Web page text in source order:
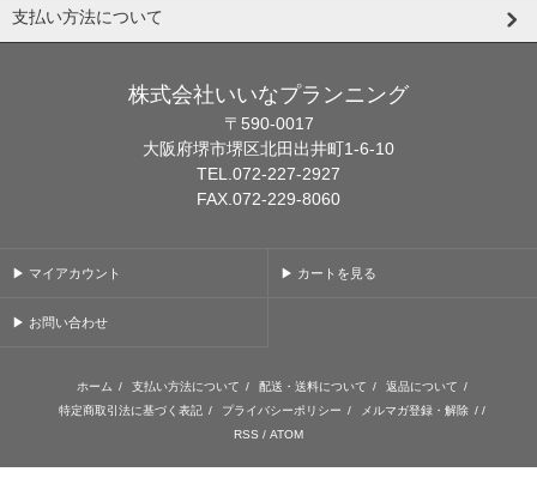
支払い方法について
株式会社いいなプランニング
〒590-0017
大阪府堺市堺区北田出井町1-6-10
TEL.072-227-2927
FAX.072-229-8060
▶ マイアカウント ▶ カートを見る
▶ お問い合わせ
ホーム / 支払い方法について / 配送・送料について / 返品について /
特定商取引法に基づく表記 / プライバシーポリシー / メルマガ登録・解除 / /
RSS / ATOM